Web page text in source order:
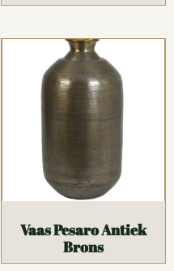
Vaas Pesaro Antiek
Brons